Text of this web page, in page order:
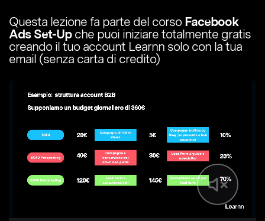
Questa lezione fa parte del corso Facebook
Ads Set-Upche puoi iniziare totalmente gratis
creando il tuo account Learnn solo con la tua
email (senza carta di credito)